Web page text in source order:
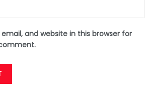
and website in this browser for